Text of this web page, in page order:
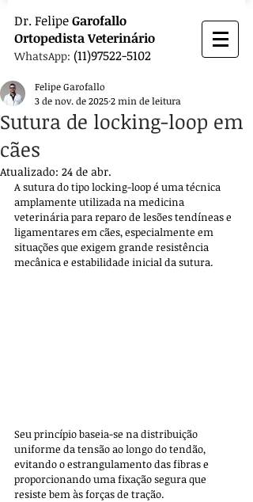
Dr. FelipeGarofallo
OrtopedistaVeterinário
WhatsApp: (11)97522-5102
Sutura de locking-loop em
cães
Felipe Garofallo
3 de nov. de 20252 min de leitura
Atualizado: 24 de abr.
A sutura do tipo locking-loop é uma técnica
amplamente utilizada na medicina
veterinária para reparo de lesões tendíneas e
ligamentares em cães, especialmente em
situações que exigem grande resistência
mecânica e estabilidade inicial da sutura.
Seu princípio baseia-se na distribuição
uniforme da tensão ao longo do tendão,
evitando o estrangulamento das fibras e
proporcionando uma fixação segura que
resiste bem às forças de tração.